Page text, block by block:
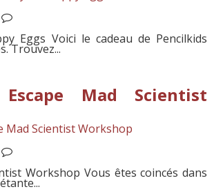
Eggs Voici le cadeau de Pencilkids
Trouvez...
Mad Scientist
Workshop Vous êtes coincés dans